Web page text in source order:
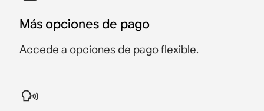
Más opciones de pago
Accede a opciones de pago flexible.